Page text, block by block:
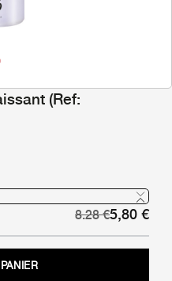
(Ref:
8.28€Le
prix
initial
5,80€Le
prix